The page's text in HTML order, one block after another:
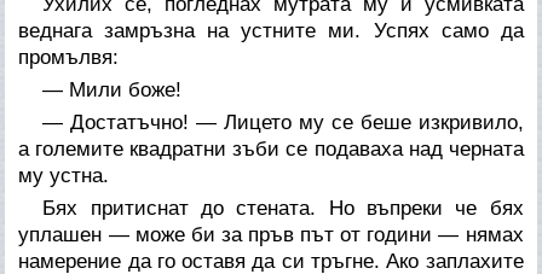
веднага замръзна на устните ми. Успях само да
промълвя:
— Мили боже!
— Достатъчно! — Лицето му се беше изкривило,
а големите квадратни зъби се подаваха над черната
му устна.
Бях притиснат до стената. Но въпреки че бях
уплашен — може би за пръв път от години — нямах
намерение да го оставя да си тръгне. Ако заплахите